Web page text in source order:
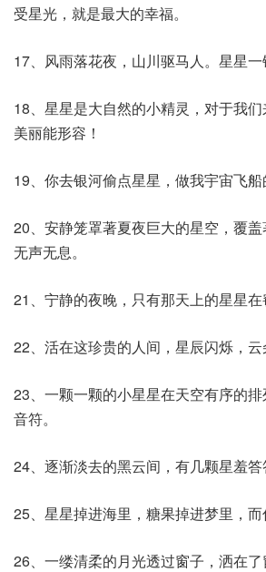
受星光，就是最大的幸福。
17、风雨落花夜，山川驱马人。星星一
18、星星是大自然的小精灵，对于我
美丽能形容！
19、你去银河偷点星星，做我宇宙飞船
20、安静笼罩著夏夜巨大的星空，覆
无声无息。
21、宁静的夜晚，只有那天上的星星在
22、活在这珍贵的人间，星辰闪烁，云
23、一颗一颗的小星星在天空有序的
音符。
24、逐渐淡去的黑云间，有几颗星羞答
25、星星掉进海里，糖果掉进梦里，而
26、一缕清柔的月光透过窗子，洒在